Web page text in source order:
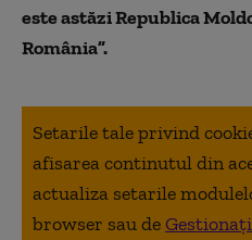
este astăzi Republica
România”.
Setarile tale privind
afisarea continutul din
actualiza setarile
browser sau de